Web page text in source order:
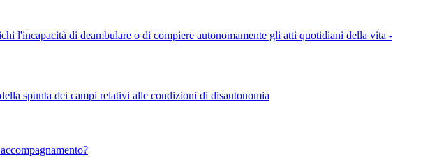
l'incapacità di deambulare o di compiere autonomamente gli atti quotidiani della vita -
spunta dei campi relativi alle condizioni di disautonomia